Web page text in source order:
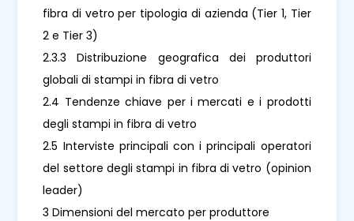
fibra di vetro per tipologia di azienda (Tier 1, Tier
2 e Tier 3)
2.3.3 Distribuzione geografica dei produttori
globali di stampi in fibra di vetro
2.4 Tendenze chiave per i mercati e i prodotti
degli stampi in fibra di vetro
2.5 Interviste principali con i principali operatori
del settore degli stampi in fibra di vetro (opinion
leader)
3 Dimensioni del mercato per produttore